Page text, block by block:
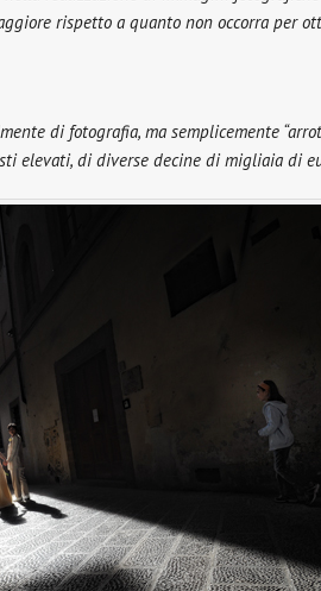
rispetto a quanto non occorra per
di fotografia, ma semplicemente
elevati, di diverse decine di migliaia di